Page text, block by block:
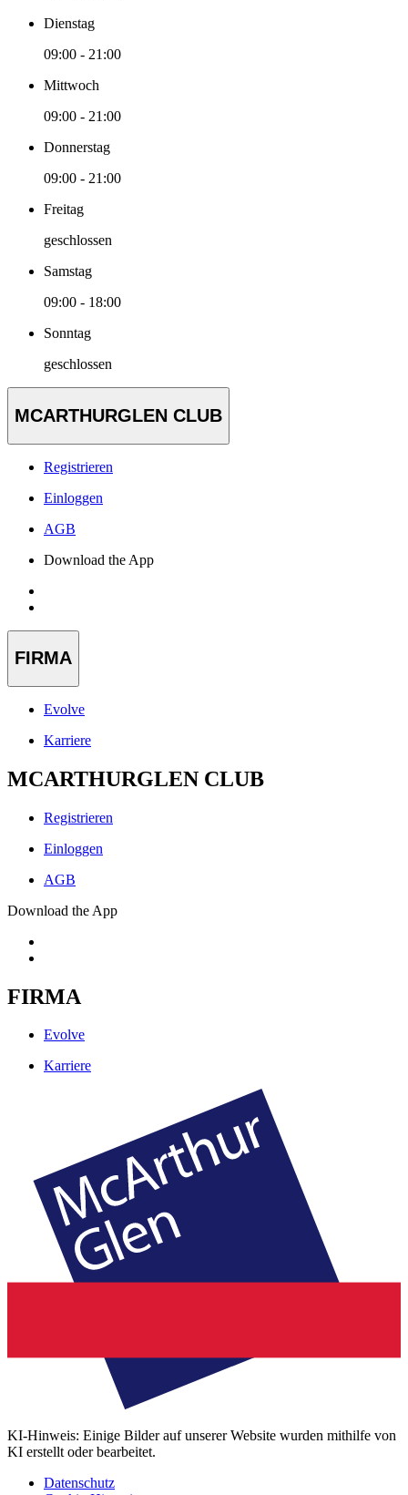
Dienstag
09:00 - 21:00
Mittwoch
09:00 - 21:00
Donnerstag
09:00 - 21:00
Freitag
geschlossen
Samstag
09:00 - 18:00
Sonntag
geschlossen
MCARTHURGLEN CLUB
Registrieren
Einloggen
AGB
Download the App
FIRMA
Evolve
Karriere
MCARTHURGLEN CLUB
Registrieren
Einloggen
AGB
Download the App
FIRMA
Evolve
Karriere
KI-Hinweis: Einige Bilder auf unserer Website wurden mithilfe von
KI erstellt oder bearbeitet.
Datenschutz